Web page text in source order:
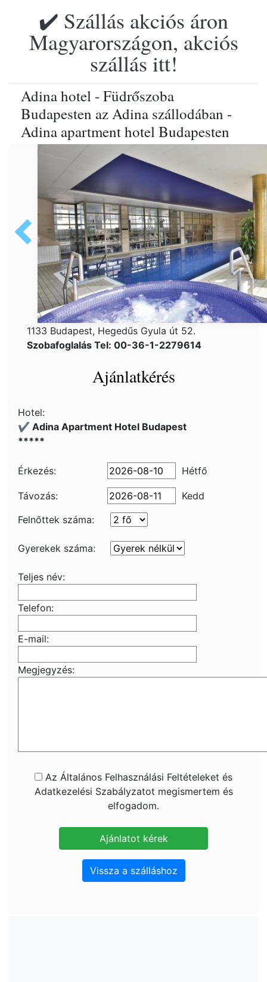
✔️ Szállás akciós áron
Magyarországon, akciós
szállás itt!
Adina hotel - Füdrőszoba
Budapesten az Adina szállodában -
Adina apartment hotel Budapesten
1133 Budapest, Hegedűs Gyula út 52.
Szobafoglalás Tel: 00-36-1-2279614
Ajánlatkérés
Hotel:
✔️ Adina Apartment Hotel Budapest
*****
Érkezés: Hétfő
Távozás:
Kedd
Felnőttek száma:
Gyerekek száma:
Teljes név:
Telefon:
E-mail:
Megjegyzés:
Az Általános Felhasználási Feltételeket és
Adatkezelési Szabályzatot megismertem és
elfogadom.
Vissza a szálláshoz